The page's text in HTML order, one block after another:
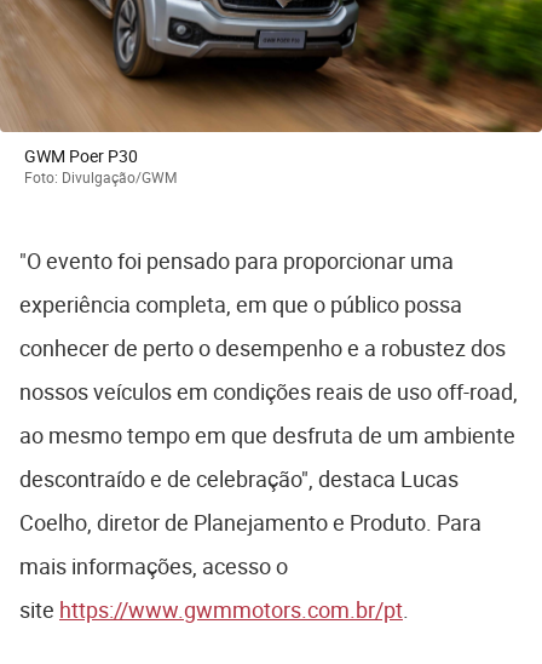
GWM Poer P30
Foto: Divulgação/GWM
"O evento foi pensado para proporcionar uma
experiência completa, em que o público possa
conhecer de perto o desempenho e a robustez dos
nossos veículos em condições reais de uso off-road,
ao mesmo tempo em que desfruta de um ambiente
descontraído e de celebração", destaca Lucas
Coelho, diretor de Planejamento e Produto. Para
mais informações, acesso o
site https://www.gwmmotors.com.br/pt.